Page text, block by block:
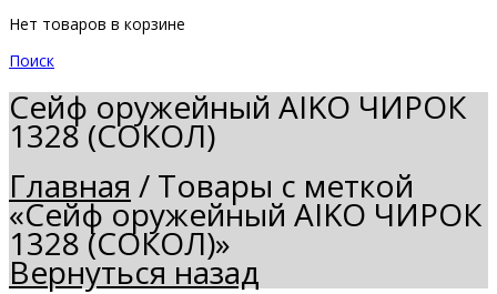
Нет товаров в корзине
Поиск
Сейф оружейный AIKO ЧИРОК
1328 (СОКОЛ)
Главная / Товары с меткой
«Сейф оружейный AIKO ЧИРОК
1328 (СОКОЛ)»
Вернуться назад